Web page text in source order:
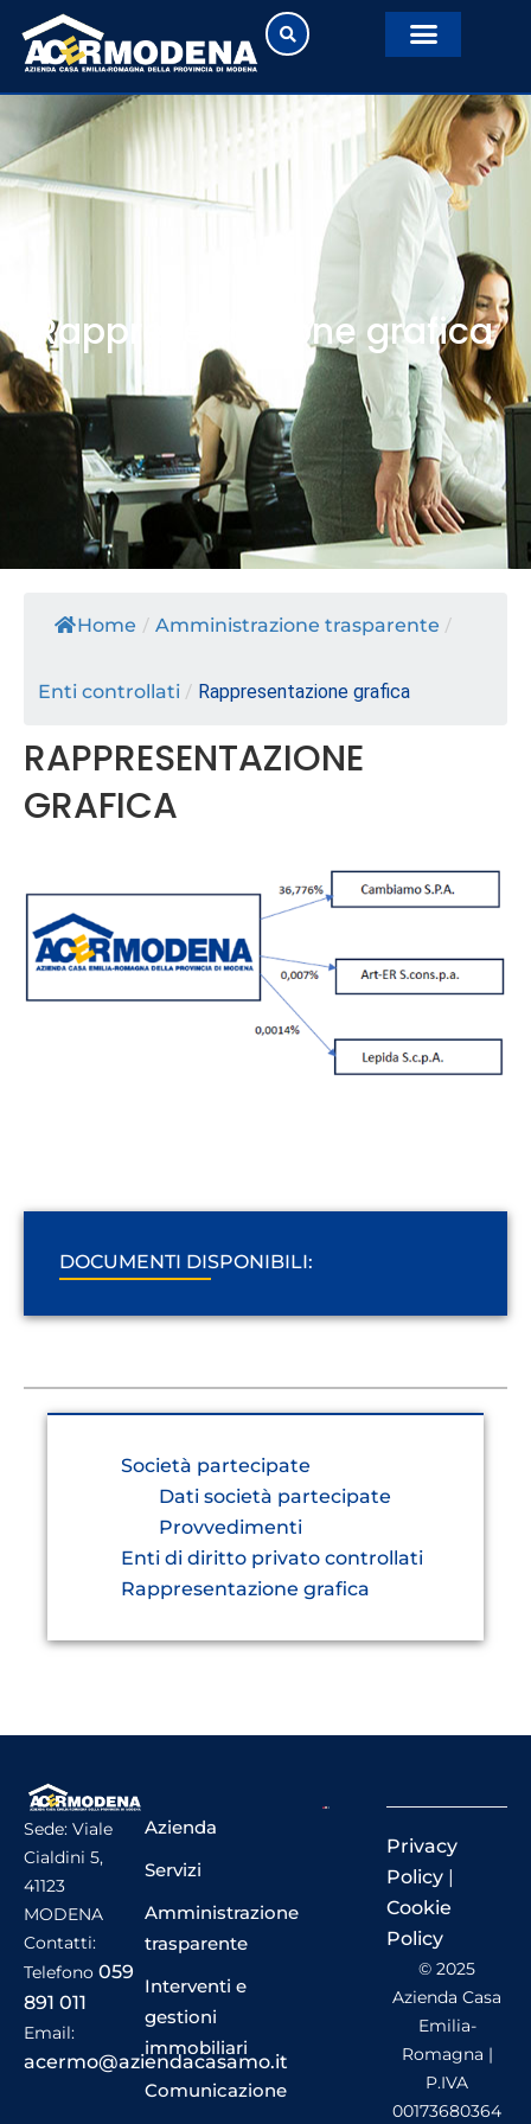
Rappresentazione grafica
Home / Amministrazione trasparente /
Enti controllati / Rappresentazione grafica
RAPPRESENTAZIONE
GRAFICA
DOCUMENTI DISPONIBILI:
Società partecipate
Dati società partecipate
Provvedimenti
Enti di diritto privato controllati
Rappresentazione grafica
Sede: Viale
Cialdini 5,
41123
MODENA
Contatti:
Telefono 059
891 011
Email:
acermo@aziendacasamo.it
Azienda
Servizi
Amministrazione
trasparente
Interventi e
gestioni
immobiliari
Comunicazione
Privacy
Policy |
Cookie
Policy
© 2025
Azienda Casa
Emilia-
Romagna |
P.IVA
00173680364